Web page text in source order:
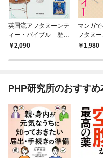
英国流アフタヌーンテ
ィー・バイブル 歴史
から教養、マナーま
2,090
マンガ
フタヌ
式なマナ
く
1,980
PHP研究所のおすすめ